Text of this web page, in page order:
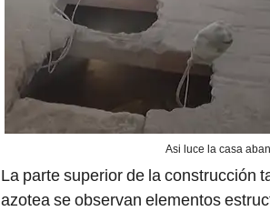
Asi luce la casa
La parte superior de la construcción
azotea se observan elementos